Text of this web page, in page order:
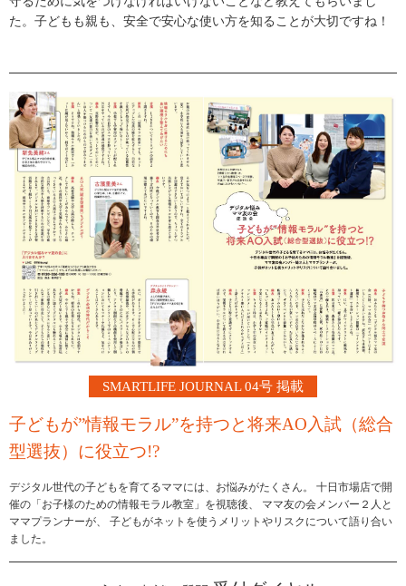
た。子どもも親も、安全で安心な使い方を知ることが大切ですね！
SMARTLIFE JOURNAL 04号 掲載
子どもが”情報モラル”を持つと将来AO入試（総合
型選抜）に役立つ!?
デジタル世代の子どもを育てるママには、お悩みがたくさん。
十日市場店で開
催の「お子様のための情報モラル教室」を視聴後、
ママ友の会メンバー２人と
ママプランナーが、
子どもがネットを使うメリットやリスクについて語り合い
ました。